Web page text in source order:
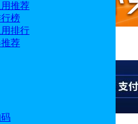
推荐
榜
排行
荐